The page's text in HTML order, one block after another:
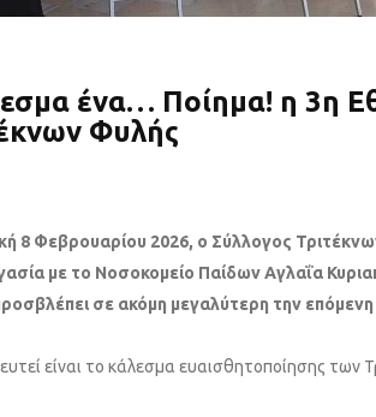
ένα… Ποίημα! η 3η
Φυλής
8 Φεβρουαρίου 2026, ο Σύλλογος
με το Νοσοκομείο Παίδων Αγλαΐα
σε ακόμη μεγαλύτερη την
είναι το κάλεσμα ευαισθητοποίησης των